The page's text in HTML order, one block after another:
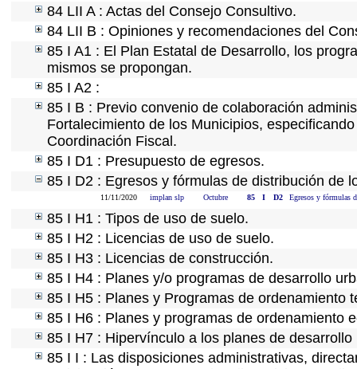
84 LII A : Actas del Consejo Consultivo.
84 LII B : Opiniones y recomendaciones del
85 I A1 : El Plan Estatal de Desarrollo, los
mismos se propongan.
85 I A2 :
85 I B : Previo convenio de colaboración
Fortalecimiento de los Municipios,
Coordinación Fiscal.
85 I D1 : Presupuesto de egresos.
85 I D2 : Egresos y fórmulas de distribución de
11/11/2020 implan slp Octubre 85 I D2 Egresos y fórmulas
85 I H1 : Tipos de uso de suelo.
85 I H2 : Licencias de uso de suelo.
85 I H3 : Licencias de construcción.
85 I H4 : Planes y/o programas de desarrollo
85 I H5 : Planes y Programas de ordenamiento
85 I H6 : Planes y programas de ordenamiento
85 I H7 : Hipervínculo a los planes de desarrollo
85 I I : Las disposiciones administrativas,